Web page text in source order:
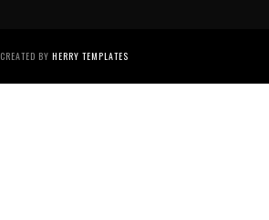
CREATED BYHERRY TEMPLATES